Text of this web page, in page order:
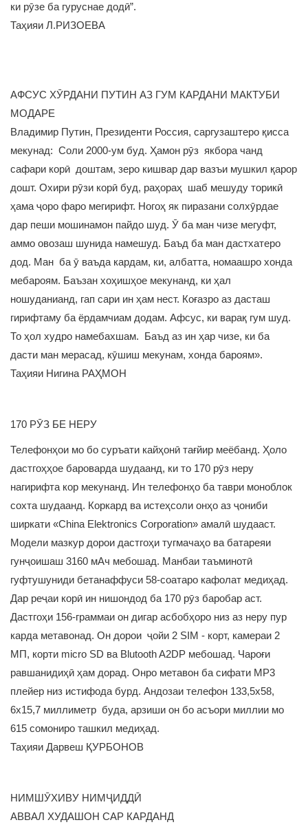
ки рӯзе ба гуруснае додӣ”.
Таҳияи Л.РИЗОЕВА
АФСУС ХӮРДАНИ ПУТИН АЗ ГУМ КАРДАНИ МАКТУБИ
МОДАРЕ
Владимир Путин, Президенти Россия, саргузаштеро қисса
мекунад: Соли 2000-ум буд. Ҳамон рӯз якбора чанд
сафари корӣ доштам, зеро кишвар дар вазъи мушкил қарор
дошт. Охири рӯзи корӣ буд, раҳораҳ шаб мешуду торикӣ
ҳама ҷоро фаро мегирифт. Ногоҳ як пиразани солхӯрдае
дар пеши мошинамон пайдо шуд. Ӯ ба ман чизе мегуфт,
аммо овозаш шунида намешуд. Баъд ба ман дастхатеро
дод. Ман ба ӯ ваъда кардам, ки, албатта, номаашро хонда
мебароям. Баъзан хоҳишҳое мекунанд, ки ҳал
ношуданианд, гап сари ин ҳам нест. Коғазро аз дасташ
гирифтаму ба ёрдамчиам додам. Афсус, ки варақ гум шуд.
То ҳол худро намебахшам. Баъд аз ин ҳар чизе, ки ба
дасти ман мерасад, кӯшиш мекунам, хонда бароям».
Таҳияи Нигина РАҲМОН
170 РӮЗ БЕ НЕРУ
Телефонҳои мо бо суръати кайҳонӣ тағйир меёбанд. Ҳоло
дастгоҳҳое бароварда шудаанд, ки то 170 рӯз неру
нагирифта кор мекунанд. Ин телефонҳо ба таври моноблок
сохта шудаанд. Коркард ва истеҳсоли онҳо аз ҷониби
ширкати «China Elektronics Corporation» амалӣ шудааст.
Модели мазкур дорои дастгоҳи тугмачаҳо ва батареяи
гунҷоишаш 3160 мАч мебошад. Манбаи таъминотӣ
гуфтушуниди бетанаффуси 58-соатаро кафолат медиҳад.
Дар реҷаи корӣ ин нишондод ба 170 рӯз баробар аст.
Дастгоҳи 156-граммаи он дигар асбобҳоро низ аз неру пур
карда метавонад. Он дорои ҷойи 2 SIM - корт, камераи 2
МП, корти micro SD ва Blutooth A2DP мебошад. Чароғи
равшанидиҳӣ ҳам дорад. Онро метавон ба сифати МР3
плейер низ истифода бурд. Андозаи телефон 133,5х58,
6х15,7 миллиметр буда, арзиши он бо асъори миллии мо
615 сомониро ташкил медиҳад.
Таҳияи Дарвеш ҚУРБОНОВ
НИМШӮХИВУ НИМҶИДДӢ
АВВАЛ ХУДАШОН САР КАРДАНД